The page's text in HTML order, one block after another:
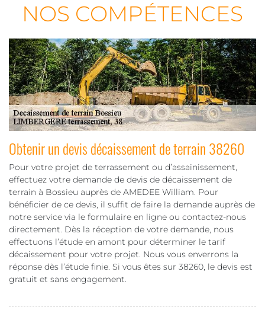
NOS COMPÉTENCES
Obtenir un devis décaissement de terrain 38260
Pour votre projet de terrassement ou d’assainissement,
effectuez votre demande de devis de décaissement de
terrain à Bossieu auprès de AMEDEE William. Pour
bénéficier de ce devis, il suffit de faire la demande auprès de
notre service via le formulaire en ligne ou contactez-nous
directement. Dès la réception de votre demande, nous
effectuons l’étude en amont pour déterminer le tarif
décaissement pour votre projet. Nous vous enverrons la
réponse dès l’étude finie. Si vous êtes sur 38260, le devis est
gratuit et sans engagement.